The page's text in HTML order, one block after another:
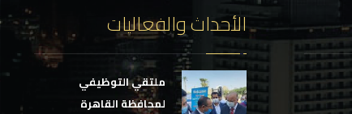
الأحداث والفعاليات
ملتقي التوظيفي
لمحافظة القاهرة